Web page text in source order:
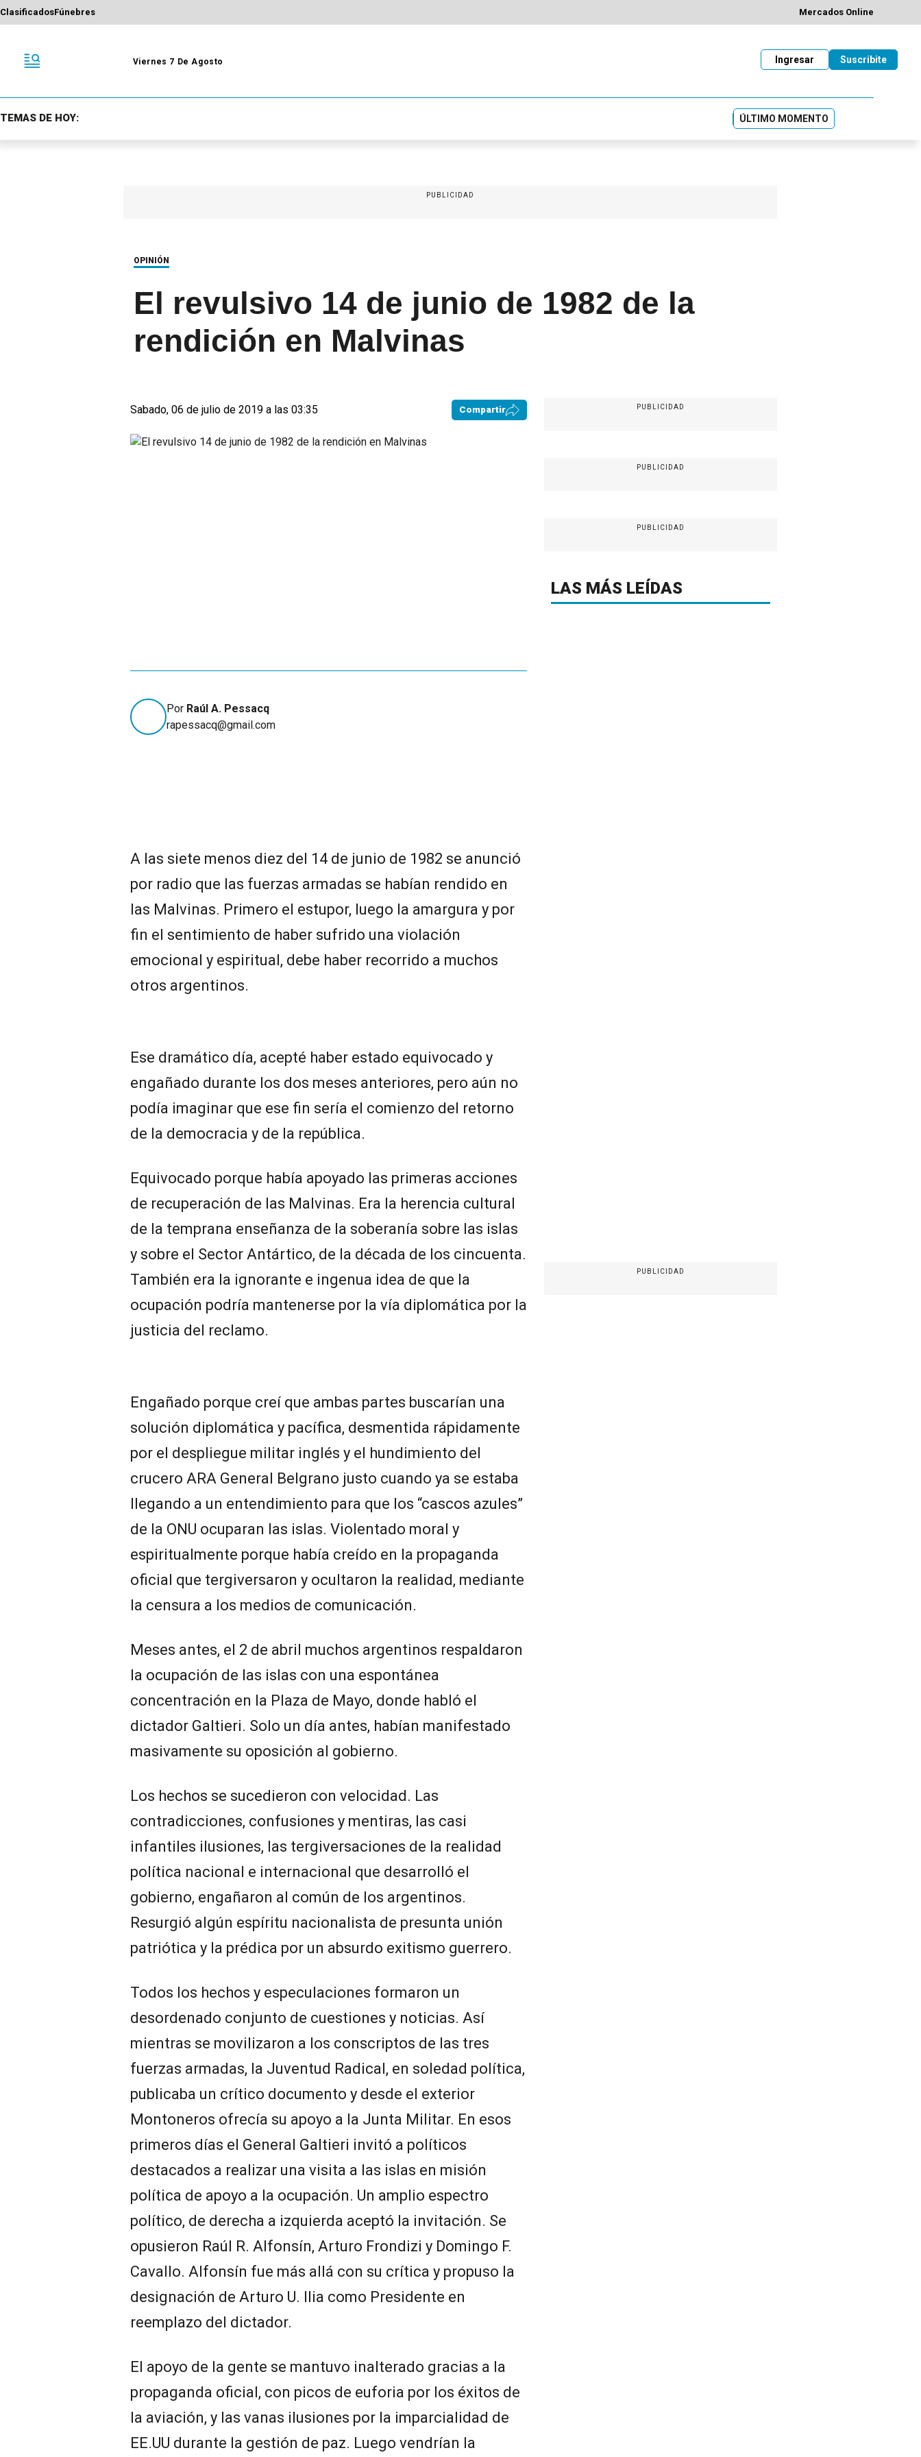
ClasificadosFúnebres Mercados Online
Viernes 7 De Agosto Suscribite
Ingresar
TEMAS DE HOY: ÚLTIMO MOMENTO
PUBLICIDAD
OPINIÓN
El revulsivo 14 de junio de 1982 de la
rendición en Malvinas
Sabado, 06 de julio de 2019 a las 03:35 Compartir
Por Raúl A. Pessacq
rapessacq@gmail.com
A las siete menos diez del 14 de junio de 1982 se anunció
por radio que las fuerzas armadas se habían rendido en
las Malvinas. Primero el estupor, luego la amargura y por
fin el sentimiento de haber sufrido una violación
emocional y espiritual, debe haber recorrido a muchos
otros argentinos.
Ese dramático día, acepté haber estado equivocado y
engañado durante los dos meses anteriores, pero aún no
podía imaginar que ese fin sería el comienzo del retorno
de la democracia y de la república.
Equivocado porque había apoyado las primeras acciones
de recuperación de las Malvinas. Era la herencia cultural
de la temprana enseñanza de la soberanía sobre las islas
y sobre el Sector Antártico, de la década de los cincuenta.
También era la ignorante e ingenua idea de que la
ocupación podría mantenerse por la vía diplomática por la
justicia del reclamo.
Engañado porque creí que ambas partes buscarían una
solución diplomática y pacífica, desmentida rápidamente
por el despliegue militar inglés y el hundimiento del
crucero ARA General Belgrano justo cuando ya se estaba
llegando a un entendimiento para que los “cascos azules”
de la ONU ocuparan las islas. Violentado moral y
espiritualmente porque había creído en la propaganda
oficial que tergiversaron y ocultaron la realidad, mediante
la censura a los medios de comunicación.
Meses antes, el 2 de abril muchos argentinos respaldaron
la ocupación de las islas con una espontánea
concentración en la Plaza de Mayo, donde habló el
dictador Galtieri. Solo un día antes, habían manifestado
masivamente su oposición al gobierno.
Los hechos se sucedieron con velocidad. Las
contradicciones, confusiones y mentiras, las casi
infantiles ilusiones, las tergiversaciones de la realidad
política nacional e internacional que desarrolló el
gobierno, engañaron al común de los argentinos.
Resurgió algún espíritu nacionalista de presunta unión
patriótica y la prédica por un absurdo exitismo guerrero.
Todos los hechos y especulaciones formaron un
desordenado conjunto de cuestiones y noticias. Así
mientras se movilizaron a los conscriptos de las tres
fuerzas armadas, la Juventud Radical, en soledad política,
publicaba un crítico documento y desde el exterior
Montoneros ofrecía su apoyo a la Junta Militar. En esos
primeros días el General Galtieri invitó a políticos
destacados a realizar una visita a las islas en misión
política de apoyo a la ocupación. Un amplio espectro
político, de derecha a izquierda aceptó la invitación. Se
opusieron Raúl R. Alfonsín, Arturo Frondizi y Domingo F.
Cavallo. Alfonsín fue más allá con su crítica y propuso la
designación de Arturo U. Ilia como Presidente en
reemplazo del dictador.
El apoyo de la gente se mantuvo inalterado gracias a la
propaganda oficial, con picos de euforia por los éxitos de
la aviación, y las vanas ilusiones por la imparcialidad de
EE.UU durante la gestión de paz. Luego vendrían la
PUBLICIDAD
PUBLICIDAD
PUBLICIDAD
LAS MÁS LEÍDAS
PUBLICIDAD